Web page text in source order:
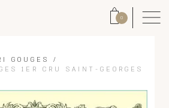
0
GOUGES
/
1ER CRU SAINT-GEORGES